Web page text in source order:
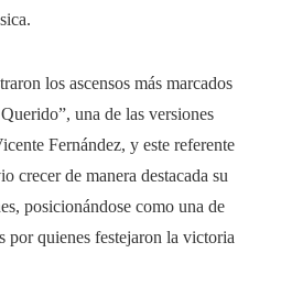
los ascensos más marcados
una de las versiones
Fernández, y este referente
crecer de manera destacada su
posicionándose como una de
por quienes festejaron la victoria